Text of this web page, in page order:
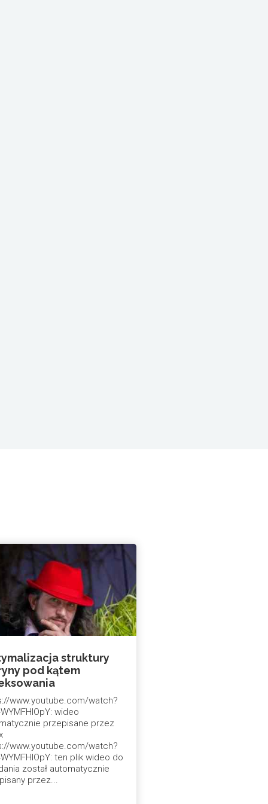
struktury
pod kątem
www.youtube.com/watch?
wideo
przepisane przez
www.youtube.com/watch?
ten plik wideo do
został automatycznie
przez...